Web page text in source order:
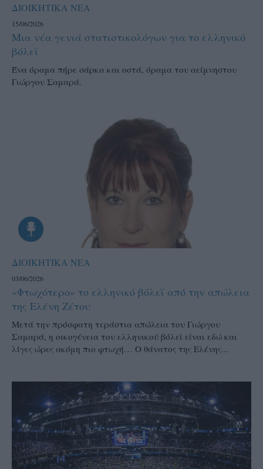
ΔΙΟΙΚΗΤΙΚΑ ΝΕΑ
15/06/2026
Μια νέα γενιά στατιστικολόγων για το ελληνικό
βόλεϊ
Ένα όραμα πήρε σάρκα και οστά, όραμα του αείμνηστου
Γιώργου Σαμαρά.
ΔΙΟΙΚΗΤΙΚΑ ΝΕΑ
03/06/2026
«Φτωχότερο» το ελληνικό βόλεϊ από την απώλεια
της Ελένη Ζέτου
Μετά την πρόσφατη τεράστια απώλεια του Γιώργου
Σαμαρά, η οικογένεια του ελληνικού βόλεϊ είναι εδώ και
λίγες ώρες ακόμη πιο φτωχή… Ο θάνατος της Ελένης...